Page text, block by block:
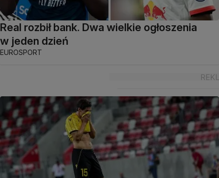
Real rozbił bank. Dwa wielkie ogłoszenia
w jeden dzień
EUROSPORT